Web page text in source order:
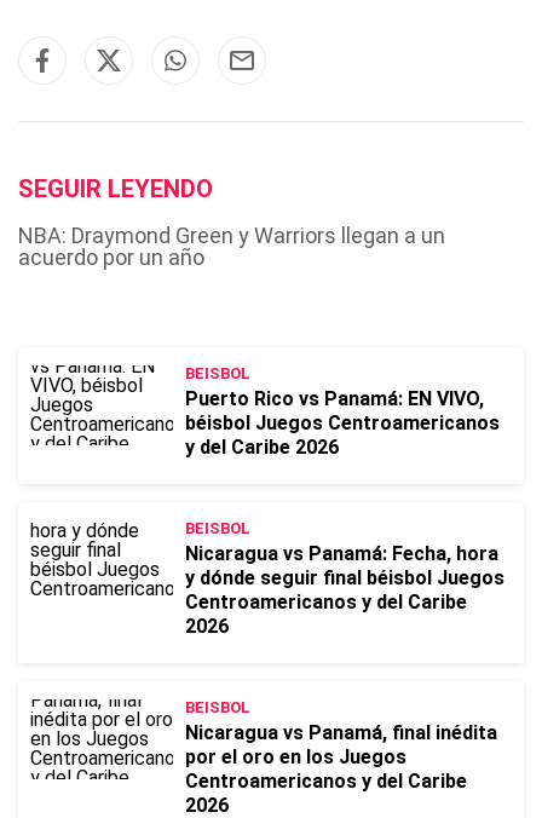
SEGUIR LEYENDO
NBA: Draymond Green y Warriors llegan a un
acuerdo por un año
BEISBOL
Puerto Rico vs Panamá: EN VIVO,
béisbol Juegos Centroamericanos
y del Caribe 2026
BEISBOL
Nicaragua vs Panamá: Fecha, hora
y dónde seguir final béisbol Juegos
Centroamericanos y del Caribe
2026
BEISBOL
Nicaragua vs Panamá, final inédita
por el oro en los Juegos
Centroamericanos y del Caribe
2026